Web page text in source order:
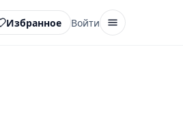
Избранное Войти